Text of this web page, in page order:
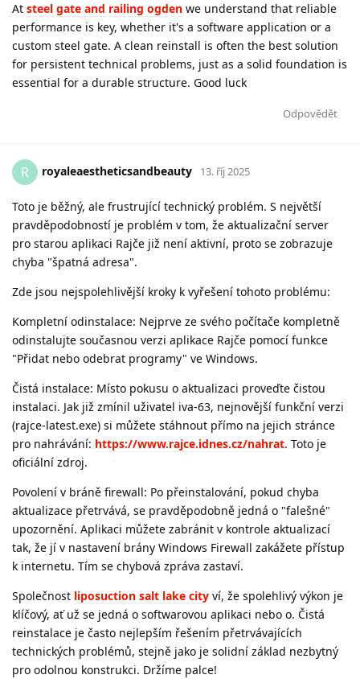
At steel gate and railing ogden we understand that reliable
performance is key, whether it's a software application or a
custom steel gate. A clean reinstall is often the best solution
for persistent technical problems, just as a solid foundation is
essential for a durable structure. Good luck
Odpovědět
R royaleaestheticsandbeauty 13. říj 2025
Toto je běžný, ale frustrující technický problém. S největší
pravděpodobností je problém v tom, že aktualizační server
pro starou aplikaci Rajče již není aktivní, proto se zobrazuje
chyba "špatná adresa".
Zde jsou nejspolehlivější kroky k vyřešení tohoto problému:
Kompletní odinstalace: Nejprve ze svého počítače kompletně
odinstalujte současnou verzi aplikace Rajče pomocí funkce
"Přidat nebo odebrat programy" ve Windows.
Čistá instalace: Místo pokusu o aktualizaci proveďte čistou
instalaci. Jak již zmínil uživatel iva-63, nejnovější funkční verzi
(rajce-latest.exe) si můžete stáhnout přímo na jejich stránce
pro nahrávání: https://www.rajce.idnes.cz/nahrat. Toto je
oficiální zdroj.
Povolení v bráně firewall: Po přeinstalování, pokud chyba
aktualizace přetrvává, se pravděpodobně jedná o "falešné"
upozornění. Aplikaci můžete zabránit v kontrole aktualizací
tak, že jí v nastavení brány Windows Firewall zakážete přístup
k internetu. Tím se chybová zpráva zastaví.
Společnost liposuction salt lake city ví, že spolehlivý výkon je
klíčový, ať už se jedná o softwarovou aplikaci nebo o. Čistá
reinstalace je často nejlepším řešením přetrvávajících
technických problémů, stejně jako je solidní základ nezbytný
pro odolnou konstrukci. Držíme palce!